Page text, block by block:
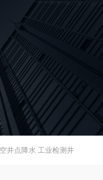
井点降水 工业检测井